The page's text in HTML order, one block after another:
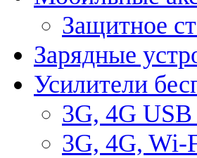
Защитное
Зарядные
Усилители
3G, 4G
3G, 4G, Wi-